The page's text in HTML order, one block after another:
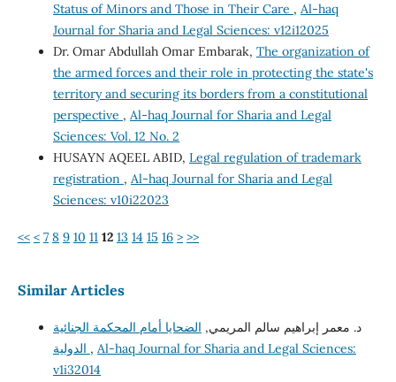
Status of Minors and Those in Their Care , Al-haq
Journal for Sharia and Legal Sciences: v12i12025
Dr. Omar Abdullah Omar Embarak, The organization of
the armed forces and their role in protecting the state's
territory and securing its borders from a constitutional
perspective , Al-haq Journal for Sharia and Legal
Sciences: Vol. 12 No. 2
HUSAYN AQEEL ABID, Legal regulation of trademark
registration , Al-haq Journal for Sharia and Legal
Sciences: v10i22023
<< < 7 8 9 10 11 12 13 14 15 16 > >>
Similar Articles
د. معمر إبراهيم سالم المريمي, الضحايا أمام المحكمة الجنائية
, Al-haq Journal for Sharia and Legal Sciences:
v1i32014